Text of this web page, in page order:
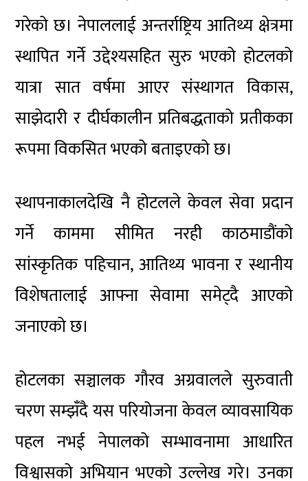
गरेको छ। नेपाललाई अन्तर्राष्ट्रिय आतिथ्य क्षेत्रमा
स्थापित गर्ने उद्देश्यसहित सुरु भएको होटलको
यात्रा सात वर्षमा आएर संस्थागत विकास,
साझेदारी र दीर्घकालीन प्रतिबद्धताको प्रतीकका
रूपमा विकसित भएको बताइएको छ।
स्थापनाकालदेखि नै होटलले केवल सेवा प्रदान
गर्ने काममा सीमित नरही काठमाडौंको
सांस्कृतिक पहिचान, आतिथ्य भावना र स्थानीय
विशेषतालाई आफ्ना सेवामा समेट्दै आएको
जनाएको छ।
होटलका सञ्चालक गौरव अग्रवालले सुरुवाती
चरण सम्झँदै यस परियोजना केवल व्यावसायिक
पहल नभई नेपालको सम्भावनामा आधारित
विश्वासको अभियान भएको उल्लेख गरे। उनका